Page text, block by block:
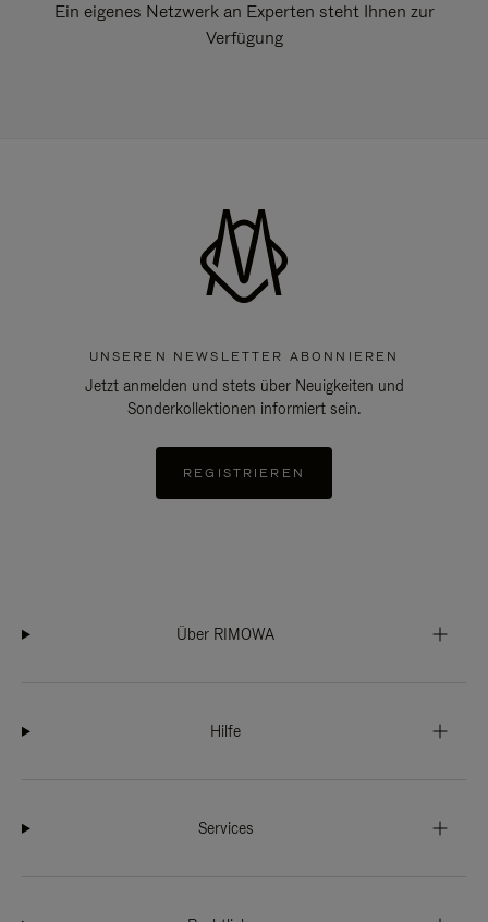
Ein eigenes Netzwerk an Experten steht Ihnen zur
Verfügung
UNSEREN NEWSLETTER ABONNIEREN
Jetzt anmelden und stets über Neuigkeiten und
Sonderkollektionen informiert sein.
REGISTRIEREN
Über RIMOWA
Hilfe
Services